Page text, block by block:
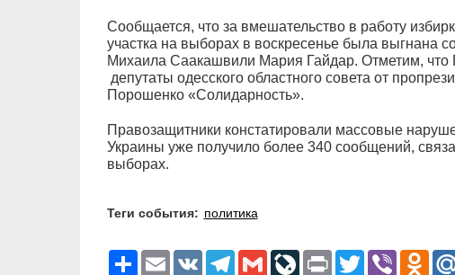
Сообщается, что за вмешательство в работу
участка на выборах в воскресенье была выгнана
Михаила Саакашвили Мария Гайдар. Отметим, что
депутаты одесского областного совета от
Порошенко «Солидарность».
Правозащитники констатировали массовые
Украины уже получило более 340 сообщений,
выборах.
Теги события: политика
РесурсEmail VK Telegram
GmailLiveJournal
Print TwitterViber